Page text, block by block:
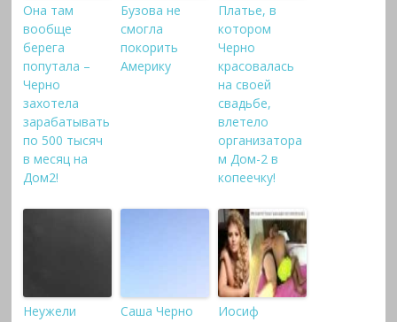
Она там
вообще
берега
попутала –
Черно
захотела
зарабатывать
по 500 тысяч
в месяц на
Дом2!
Бузова не
смогла
покорить
Америку
Платье, в
котором
Черно
красовалась
на своей
свадьбе,
влетело
организатора
м Дом-2 в
копеечку!
Неужели
Саша Черно
Иосиф